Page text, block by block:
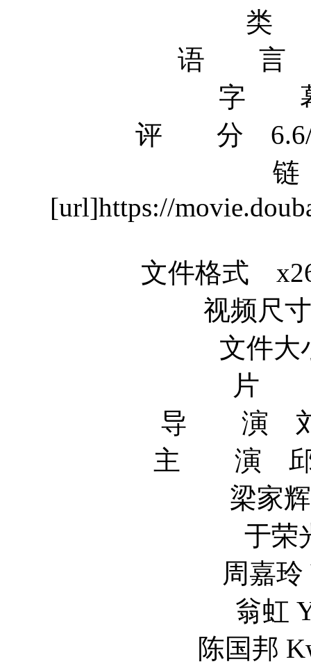
类
语 言 国
字
评 分 6.6/10
[url]https://
文件格式
视频尺
文件
片
导 演 刘
主 演 邱淑
梁家
于荣
周嘉玲
翁虹
陈国邦